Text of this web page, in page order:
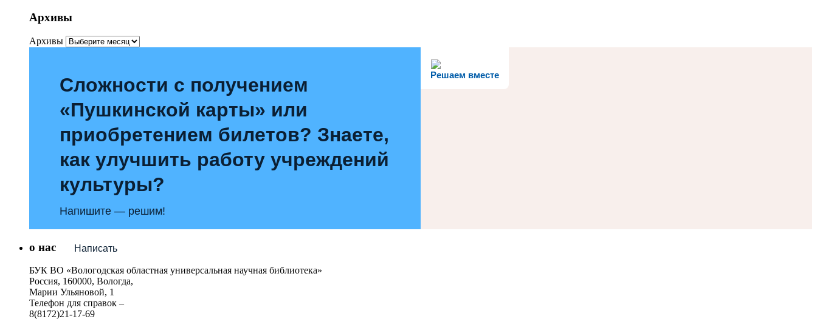
Архивы
Архивы
Решаем вместе
Сложности с получением
«Пушкинской карты» или
приобретением билетов? Знаете,
как улучшить работу учреждений
культуры?
Напишите — решим!
Написать
о нас
БУК ВО «Вологодская областная универсальная научная библиотека»
Россия, 160000, Вологда,
Марии Ульяновой, 1
Телефон для справок –
8(8172)21-17-69